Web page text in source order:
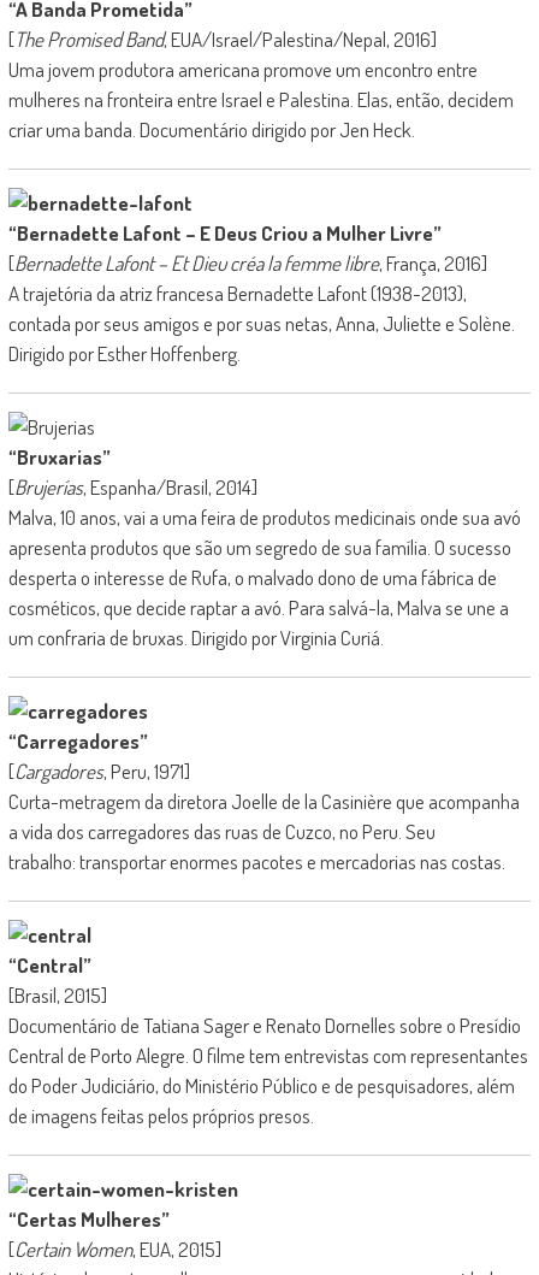
“A Banda Prometida”
[The Promised Band, EUA/Israel/Palestina/Nepal, 2016]
Uma jovem produtora americana promove um encontro entre
mulheres na fronteira entre Israel e Palestina. Elas, então, decidem
criar uma banda. Documentário dirigido por Jen Heck.
“Bernadette Lafont – E Deus Criou a Mulher Livre”
[Bernadette Lafont – Et Dieu créa la femme libre, França, 2016]
A trajetória da atriz francesa Bernadette Lafont (1938-2013),
contada por seus amigos e por suas netas, Anna, Juliette e Solène.
Dirigido por Esther Hoffenberg.
“Bruxarias”
[Brujerías, Espanha/Brasil, 2014]
Malva, 10 anos, vai a uma feira de produtos medicinais onde sua avó
apresenta produtos que são um segredo de sua família. O sucesso
desperta o interesse de Rufa, o malvado dono de uma fábrica de
cosméticos, que decide raptar a avó. Para salvá-la, Malva se une a
um confraria de bruxas. Dirigido por Virginia Curiá.
“Carregadores”
[Cargadores, Peru, 1971]
Curta-metragem da diretora Joelle de la Casinière que acompanha
a vida dos carregadores das ruas de Cuzco, no Peru. Seu
trabalho: transportar enormes pacotes e mercadorias nas costas.
“Central”
[Brasil, 2015]
Documentário de Tatiana Sager e Renato Dornelles sobre o Presídio
Central de Porto Alegre. O filme tem entrevistas com representantes
do Poder Judiciário, do Ministério Público e de pesquisadores, além
de imagens feitas pelos próprios presos.
“Certas Mulheres”
[Certain Women, EUA, 2015]